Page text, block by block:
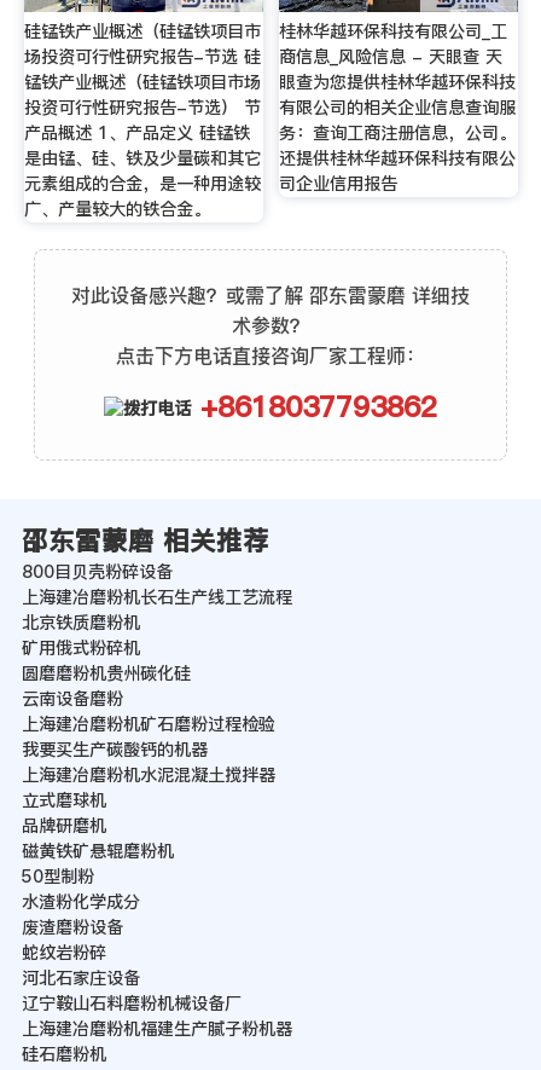
硅锰铁产业概述（硅锰铁项目市
场投资可行性研究报告-节选 硅
锰铁产业概述（硅锰铁项目市场
投资可行性研究报告-节选） 节
产品概述 1、产品定义 硅锰铁
是由锰、硅、铁及少量碳和其它
元素组成的合金，是一种用途较
广、产量较大的铁合金。
桂林华越环保科技有限公司_工
商信息_风险信息 - 天眼查 天
眼查为您提供桂林华越环保科技
有限公司的相关企业信息查询服
务：查询工商注册信息，公司。
还提供桂林华越环保科技有限公
司企业信用报告
对此设备感兴趣？或需了解 邵东雷蒙磨 详细技
术参数？
点击下方电话直接咨询厂家工程师：
+8618037793862
邵东雷蒙磨 相关推荐
800目贝壳粉碎设备
上海建冶磨粉机长石生产线工艺流程
北京铁质磨粉机
矿用俄式粉碎机
圆磨磨粉机贵州碳化硅
云南设备磨粉
上海建冶磨粉机矿石磨粉过程检验
我要买生产碳酸钙的机器
上海建冶磨粉机水泥混凝土搅拌器
立式磨球机
品牌研磨机
磁黄铁矿悬辊磨粉机
50型制粉
水渣粉化学成分
废渣磨粉设备
蛇纹岩粉碎
河北石家庄设备
辽宁鞍山石料磨粉机械设备厂
上海建冶磨粉机福建生产腻子粉机器
硅石磨粉机